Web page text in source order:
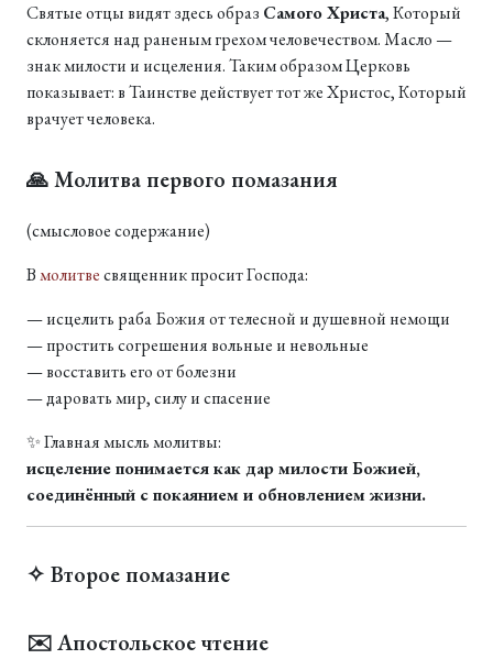
Святые отцы видят здесь образ Самого Христа, Который
склоняется над раненым грехом человечеством. Масло —
знак милости и исцеления. Таким образом Церковь
показывает: в Таинстве действует тот же Христос, Который
врачует человека.
🙏 Молитва первого помазания
(смысловое содержание)
Вмолитвесвященник просит Господа:
— исцелить раба Божия от телесной и душевной немощи
— простить согрешения вольные и невольные
— восставить его от болезни
— даровать мир, силу и спасение
✨ Главная мысль молитвы:
исцеление понимается как дар милости Божией,
соединённый с покаянием и обновлением жизни.
✧ Второе помазание
✉️ Апостольское чтение